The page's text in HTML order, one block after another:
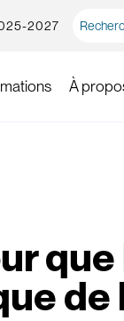
2027
rapide
À
que